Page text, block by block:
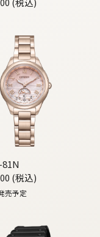
81N
(税込)
売予定